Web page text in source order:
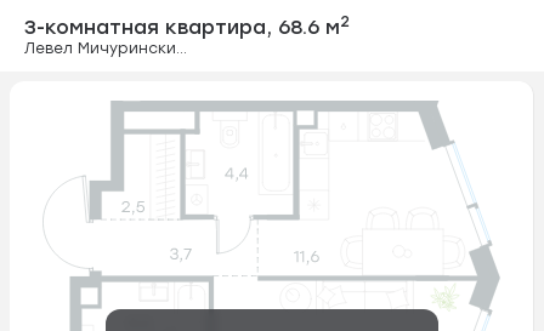
3-комнатная
3-комнатная квартира, 68.6 м2